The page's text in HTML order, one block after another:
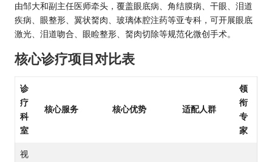
由邹大和副主任医师牵头，覆盖眼底病、角结膜病、干眼、泪道
疾病、眼整形、翼状胬肉、玻璃体腔注药等亚专科，可开展眼底
激光、泪道吻合、眼睑整形、胬肉切除等规范化微创手术。
核心诊疗项目对比表
诊
疗
科
室
核心服务 核心优势 适配人群
领
衔
专
家
视